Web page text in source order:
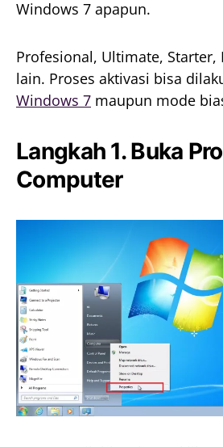
Windows 7 apapun.
Profesional, Ultimate, Starter,
lain. Proses aktivasi bisa
Windows 7 maupun mode
Langkah 1. Buka
Computer